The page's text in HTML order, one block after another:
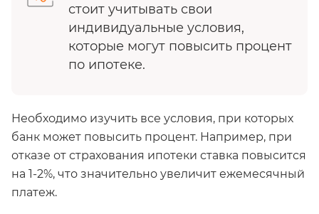
стоит учитывать свои
индивидуальные условия,
которые могут повысить процент
по ипотеке.
Необходимо изучить все условия, при которых
банк может повысить процент. Например, при
отказе от страхования ипотеки ставка повысится
на 1-2%, что значительно увеличит ежемесячный
платеж.